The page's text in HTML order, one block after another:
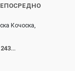
Кочоска,